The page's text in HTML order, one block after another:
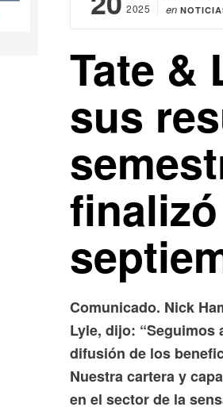
2025
en
Tate &
sus
Comunicado. Nick
Lyle, dijo: “Seguimos
difusión de los
Nuestra cartera y
en el sector de la